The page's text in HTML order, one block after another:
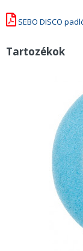
SEBO DISCO
Tartozékok